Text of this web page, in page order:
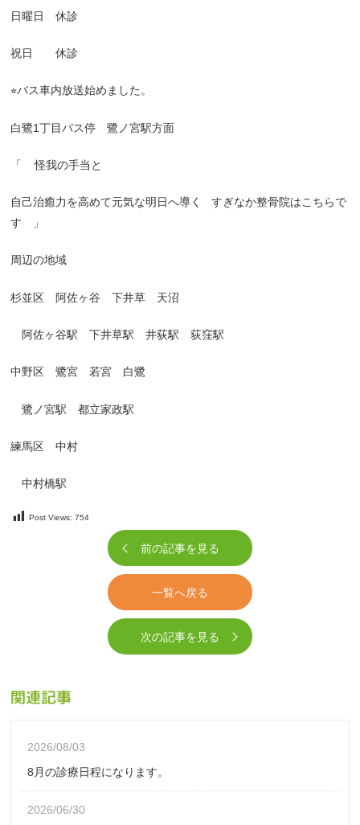
日曜日 休診
祝日 休診
⭐︎バス車内放送始めました。
白鷺1丁目バス停 鷺ノ宮駅方面
「 怪我の手当と
自己治癒力を高めて元気な明日へ導く
すぎなか整骨院はこちらで
す 」
周辺の地域
杉並区 阿佐ヶ谷 下井草 天沼
阿佐ヶ谷駅 下井草駅 井荻駅 荻窪駅
中野区 鷺宮 若宮 白鷺
鷺ノ宮駅 都立家政駅
練馬区 中村
中村橋駅
Post Views: 754
前の記事を見る
一覧へ戻る
次の記事を見る
関連記事
2026/08/03
8月の診療日程になります。
2026/06/30